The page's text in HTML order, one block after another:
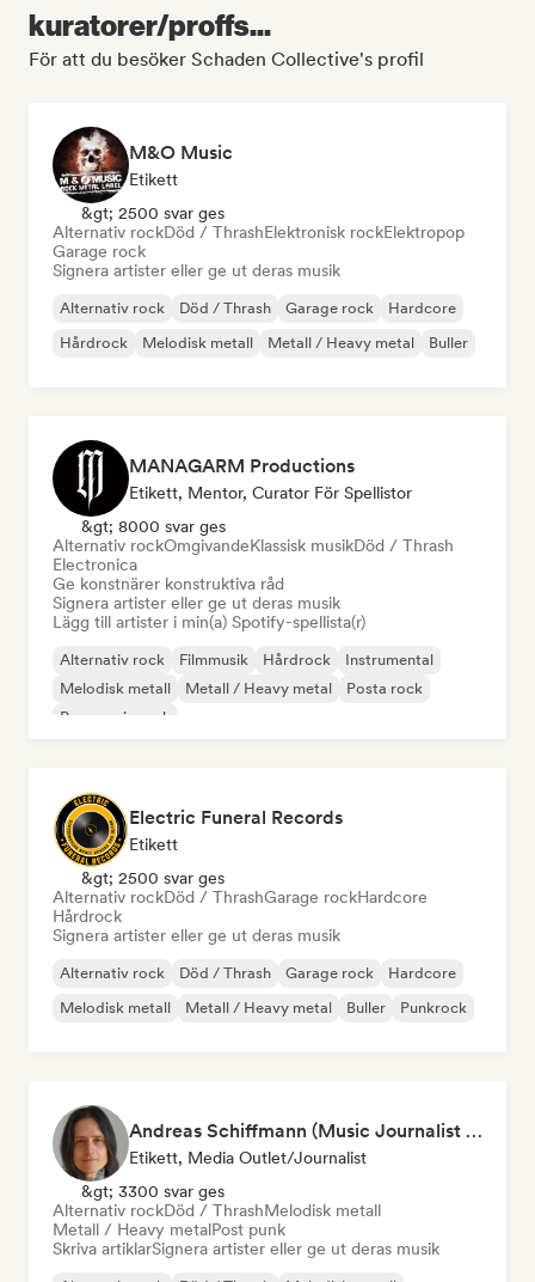
kuratorer/proffs...
För att du besöker Schaden Collective's profil
M&O Music
Etikett
&gt; 2500 svar ges
Alternativ rockDöd / ThrashElektronisk rockElektropop
Garage rock
Signera artister eller ge ut deras musik
Alternativ rock Död / Thrash Garage rock
Hardcore
Hårdrock
Melodisk metall Metall / Heavy metal Buller
MANAGARM Productions
Etikett, Mentor, Curator För Spellistor
&gt; 8000 svar ges
Alternativ rockOmgivandeKlassisk musikDöd / Thrash
Electronica
Ge konstnärer konstruktiva råd
Signera artister eller ge ut deras musik
Lägg till artister i min(a) Spotify-spellista(r)
Alternativ rock Filmmusik Hårdrock
Instrumental
Melodisk metall
Metall / Heavy metal
Posta rock
Progressiv rock
Electric Funeral Records
Etikett
&gt; 2500 svar ges
Alternativ rockDöd / ThrashGarage rockHardcore
Hårdrock
Signera artister eller ge ut deras musik
Alternativ rock Död / Thrash Garage rock
Hardcore
Melodisk metall
Metall / Heavy metal Buller Punkrock
Andreas Schiffmann (Music Journalist and Label Assistant)
Etikett, Media Outlet/Journalist
&gt; 3300 svar ges
Alternativ rockDöd / ThrashMelodisk metall
Metall / Heavy metalPost punk
Skriva artiklarSignera artister eller ge ut deras musik